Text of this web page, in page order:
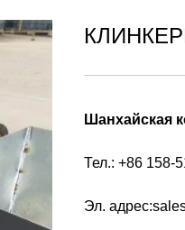
Шанхайская
Тел.: +86 158-
Эл. адрес: